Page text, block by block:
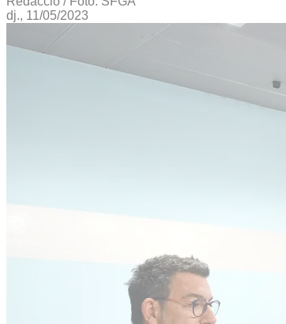
dj., 11/05/2023